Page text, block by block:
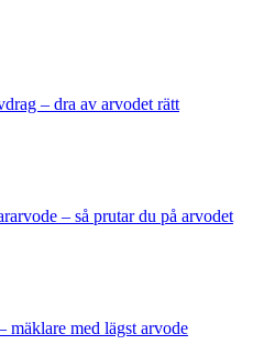
– dra av arvodet rätt
– så prutar du på arvodet
mäklare med lägst arvode